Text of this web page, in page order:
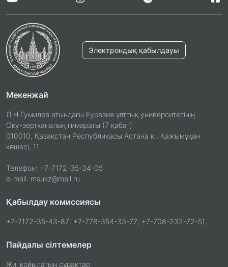
Электрондық қабылдауы
Мекенжай
Л.Н.Гумилев атындағы Еуразия ұлттық университетінің
Оқу-зертханалық ғимараты (7 қабат)
010010, Қазақстан Республикасы Астана қ., Қажымұқан
көшесі, 11
Телефон: +7-7172-35-34-05
e-mail: msukz@mail.ru
Қабылдау комиссиясы
+7-7172-35-43-87; +7-778-354-33-77; +7-708-232-72-51;
Пайдалы сілтемелер
Жиі қойылатын сұрақтар